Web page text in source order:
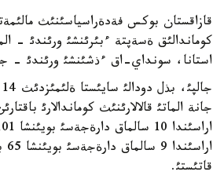
قازاقستان بوكس فةدةراسياسئنئث
كوماندالئق ةسةپتة ءبئرئنشئ ورئندئ -
استانا، سونداي-اق ءذشئنشئ ورئندئ -
جانة الماتئ قالالارئنئث كوماندالارئ
قاتئستئ.